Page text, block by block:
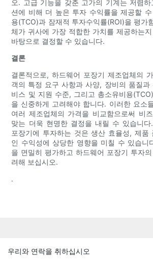
오. 고급 기능을 갖춘 고가의 기계는 저렴
션에 비해 더 높은 투자 수익률을 제공할
용(TCO)과 잠재적 투자수익률(ROI)을 평가
체가 귀사에 가장 적합한 가치를 제공하는
바탕으로 결정할 수 있습니다.
결론
결론적으로, 하드웨어 포장기 제조업체의
객의 특정 요구 사항과 사양, 장비의 품질과
비스 및 지원 수준, 그리고 총소유비용
을 신중하게 고려해야 합니다. 이러한 요소
여러 제조업체의 가격을 비교함으로써 비
맞는 더욱 현명한 결정을 내릴 수 있습니다
포장기에 투자하는 것은 생산 효율성, 제품
인 수익성에 상당한 영향을 미칠 수 있습니
을 면밀히 평가하고 하드웨어 포장기 투자
려해 보십시오.
.
우리와 연락을 취하십시오